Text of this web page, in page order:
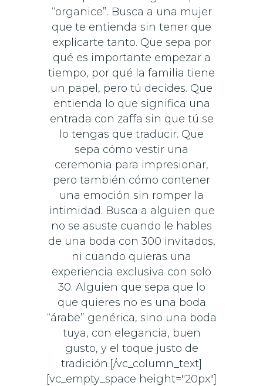
“organice”. Busca a una mujer
que te entienda sin tener que
explicarte tanto. Que sepa por
qué es importante empezar a
tiempo, por qué la familia tiene
un papel, pero tú decides. Que
entienda lo que significa una
entrada con zaffa sin que tú se
lo tengas que traducir. Que
sepa cómo vestir una
ceremonia para impresionar,
pero también cómo contener
una emoción sin romper la
intimidad. Busca a alguien que
no se asuste cuando le hables
de una boda con 300 invitados,
ni cuando quieras una
experiencia exclusiva con solo
30. Alguien que sepa que lo
que quieres no es una boda
“árabe” genérica, sino una boda
tuya, con elegancia, buen
gusto, y el toque justo de
tradición.[/vc_column_text]
[vc_empty_space height="20px"]